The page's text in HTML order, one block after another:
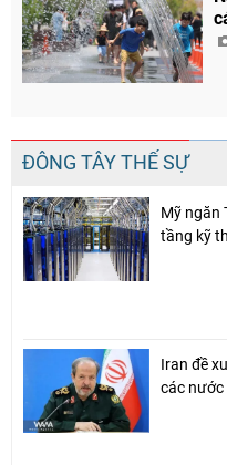
ĐÔNG TÂY THẾ SỰ
Mỹ ngăn
tầng kỹ
Iran đề
các nước